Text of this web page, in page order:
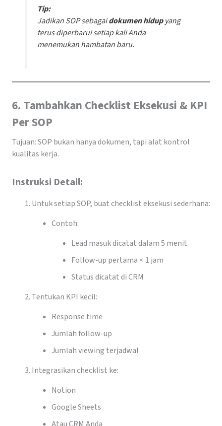
Tip:
Jadikan SOP sebagaidokumen hidupyang
terus diperbarui setiap kali Anda
menemukan hambatan baru.
6. Tambahkan Checklist Eksekusi & KPI
Per SOP
Tujuan: SOP bukan hanya dokumen, tapi alat kontrol
kualitas kerja.
Instruksi Detail:
Untuk setiap SOP, buat checklist eksekusi sederhana:
Contoh:
Lead masuk dicatat dalam 5 menit
Follow-up pertama < 1 jam
Status dicatat di CRM
Tentukan KPI kecil:
Response time
Jumlah follow-up
Jumlah viewing terjadwal
Integrasikan checklist ke:
Notion
Google Sheets